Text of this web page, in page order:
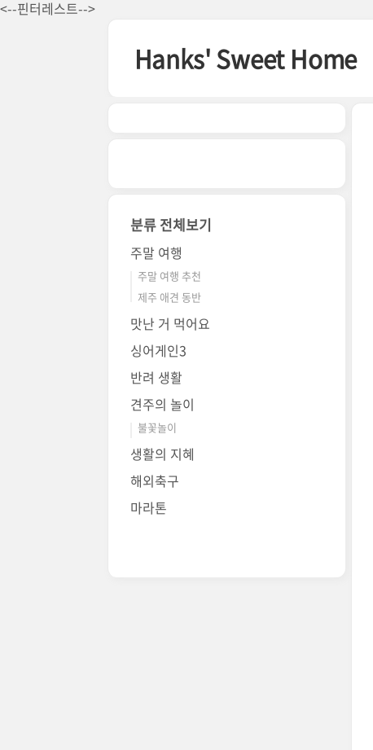
<--핀터레스트-->
본문 바로가기
Hanks' Sweet Home
분류 전체보기
주말 여행
주말 여행 추천
제주 애견 동반
맛난 거 먹어요
싱어게인3
반려 생활
견주의 놀이
불꽃놀이
생활의 지혜
해외축구
마라톤